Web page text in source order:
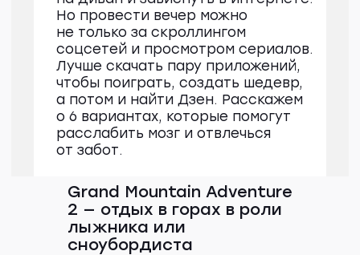
Grand Mountain Adventure
2 — отдых в горах в роли
лыжника или
сноубордиста